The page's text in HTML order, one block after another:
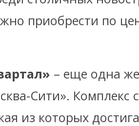
приобрести по
– еще одна
Сити». Комплекс
из которых